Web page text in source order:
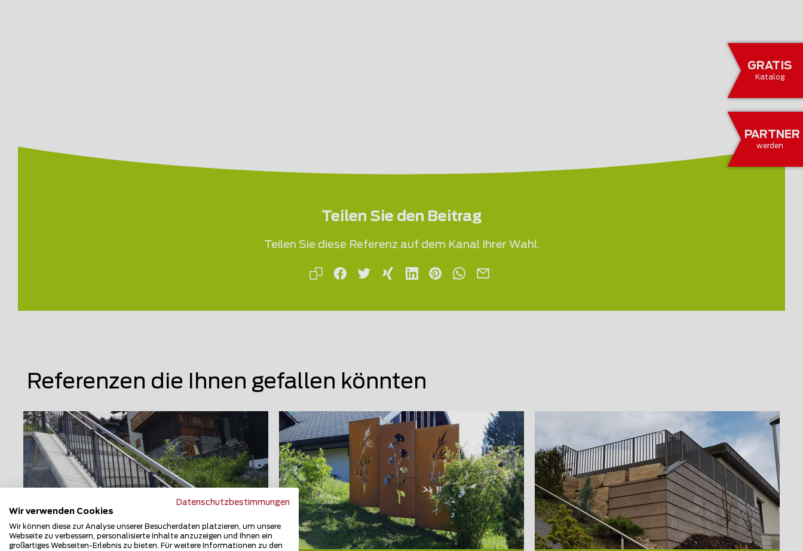
GRATIS
Katalog
PARTNER
werden
Teilen Sie den Beitrag
Teilen Sie diese Referenz auf dem Kanal Ihrer Wahl.
Referenzen die Ihnen gefallen könnten
Datenschutzbestimmungen
Wir verwenden Cookies
Wir können diese zur Analyse unserer Besucherdaten platzieren, um unsere
Webseite zu verbessern, personalisierte Inhalte anzuzeigen und Ihnen ein
großartiges Webseiten-Erlebnis zu bieten. Für weitere Informationen zu den